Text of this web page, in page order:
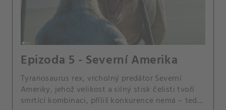
Epizoda 5 - Severní Amerika
Tyranosaurus rex, vrcholný predátor Severní
Ameriky, jehož velikost a silný stisk čelisti tvoří
smrtící kombinaci, příliš konkurence nemá – tedy